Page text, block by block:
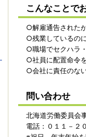
こんなことで
○解雇通告された
○残業しているの
○職場でセクハラ
○社員に配置命令
○会社に責任のな
問い合わせ
北海道労働委員会
電話：０１１－２